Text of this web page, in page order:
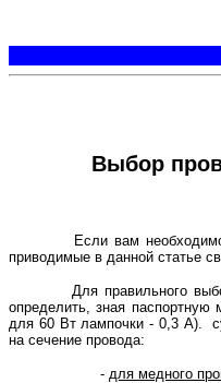
Выбор
Если вам необходимо
приводимые в данной статье
Для правильного выбора
определить, зная
для 60 Вт лампочки - 0,3 А).
на сечение провода:
- для медного